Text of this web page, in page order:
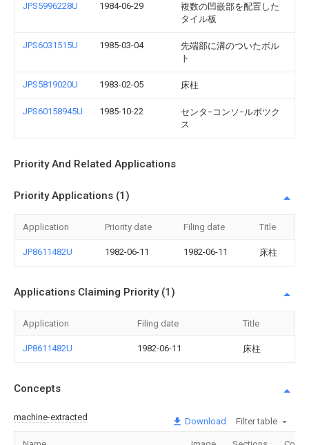
JPS5996228U 1984-06-29
複数の凹嵌部を配置した
タイル板
JPS6031515U 1985-03-04
先端部に溝のついたボル
ト
JPS5819020U 1983-02-05 床柱
JPS60158945U 1985-10-22
センタ−コンソ−ルボツク
ス
Priority And Related Applications
Priority Applications (1)
Application Priority date Filing date Title
JP8611482U 1982-06-11 1982-06-11 床柱
Applications Claiming Priority (1)
Application Filing date Title
JP8611482U 1982-06-11 床柱
Concepts
machine-extracted Download Filter table